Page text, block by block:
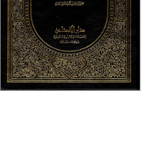
إختياراتنا
كتب
أكاديمية
صندوق
القراءة
iKitab
بلا
حدود
أسئلة
أسئلة
يتكرر
طرحها
تحميل
masmu3
المواضيع
الأكثر
مبيعاً
إختياراتنا
تعليمية
الصحة
والعناية
الشخصية